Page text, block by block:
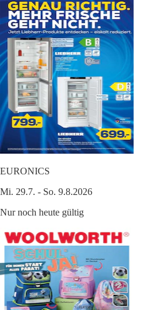
EURONICS
Mi. 29.7. - So. 9.8.2026
Nur noch heute gültig